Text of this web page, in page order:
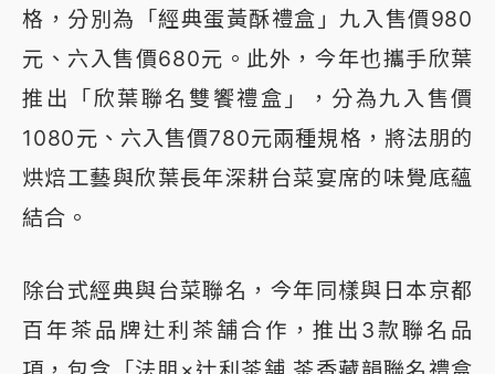
格，分別為「經典蛋黃酥禮盒」九入售價980
元、六入售價680元。此外，今年也攜手欣葉
推出「欣葉聯名雙饗禮盒」，分為九入售價
1080元、六入售價780元兩種規格，將法朋的
烘焙工藝與欣葉長年深耕台菜宴席的味覺底蘊
結合。
除台式經典與台菜聯名，今年同樣與日本京都
百年茶品牌辻利茶舗合作，推出3款聯名品